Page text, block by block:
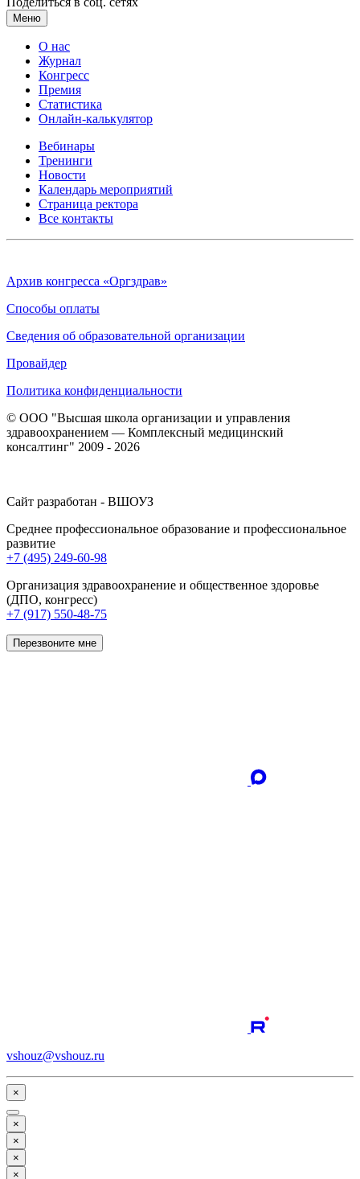
Меню
О нас
Журнал
Конгресс
Премия
Статистика
Онлайн-калькулятор
Вебинары
Тренинги
Новости
Календарь мероприятий
Страница ректора
Все контакты
Архив конгресса «Оргздрав»
Способы оплаты
Сведения об образовательной организации
Провайдер
Политика конфиденциальности
© ООО "Высшая школа организации и управления
здравоохранением — Комплексный медицинский
консалтинг" 2009 - 2026
Сайт разработан - ВШОУЗ
Среднее профессиональное образование и профессиональное
развитие
+7 (495) 249-60-98
Организация здравоохранение и общественное здоровье
(ДПО, конгресс)
+7 (917) 550-48-75
Перезвоните мне
vshouz@vshouz.ru
×
×
×
×
×